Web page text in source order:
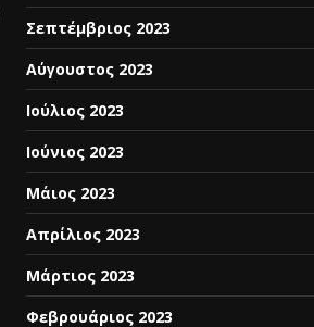
Σεπτέμβριος 2023
Αύγουστος 2023
Ιούλιος 2023
Ιούνιος 2023
Μάιος 2023
Απρίλιος 2023
Μάρτιος 2023
Φεβρουάριος 2023